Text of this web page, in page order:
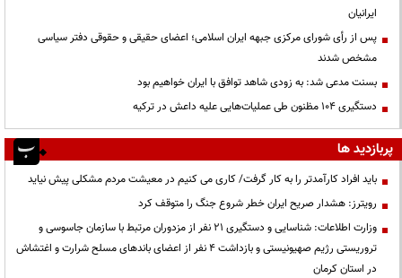
ایرانیان
پس از رأی شورای مرکزی جبهه ایران اسلامی؛ اعضای حقیقی و حقوقی دفتر سیاسی
مشخص شدند
بسنت مدعی شد: به زودی شاهد توافق با ایران خواهیم بود
دستگیری ۱۰۴ مظنون طی عملیات‌هایی علیه داعش در ترکیه
پربازدید ها
باید افراد کارآمدتر را به کار گرفت/ کاری می کنیم در معیشت مردم مشکلی پیش نیاید
رویترز: هشدار صریح ایران خطر شروع جنگ را متوقف کرد
وزارت اطلاعات: شناسایی و دستگیری ۲۱ نفر از مزدوران مرتبط با سازمان جاسوسی و
تروریستی رژیم صهیونیستی و بازداشت ۴ نفر از اعضای باندهای مسلح شرارت و اغتشاش
در استان کرمان